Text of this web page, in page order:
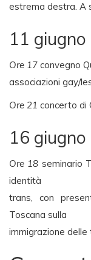
estrema destra. A
11 giugno
Ore 17 convegno
associazioni gay/
Ore 21 concerto di
16 giugno
Ore 18 seminario
identità
trans, con
Toscana sulla
immigrazione delle